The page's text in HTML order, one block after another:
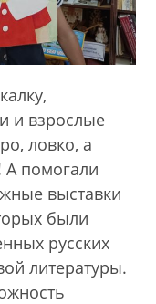
и взрослые
ловко, а
помогали
выставки
были
русских
литературы.